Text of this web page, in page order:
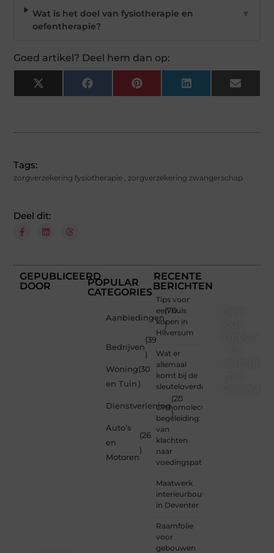
Wat is het doel van fysiotherapie en
oefentherapie?
▼
Goed artikel? Deel hem dan op:
X
(Twitter)
Facebook Pinterest LinkedIn Email
Tags:
zorgverzekering fysiotherapie zorgverzekering zwangerschap
Deel dit:
GEPUBLICEERD
DOOR
POPULAR
CATEGORIES
Aanbiedingen
(70
)
Bedrijven
(39
)
Woning
en Tuin
(30
)
Dienstverlening
(28
)
Auto’s
en
Motoren
(26
)
RECENTE
BERICHTEN
Tips voor
een huis
kopen in
Hilversum
Wat er
allemaal
komt bij de
sleuteloverdracht
Orthomoleculaire
begeleiding:
van
klachten
naar
voedingspatroon
Maatwerk
interieurbouw
in Deventer
Raamfolie
voor
gebouwen